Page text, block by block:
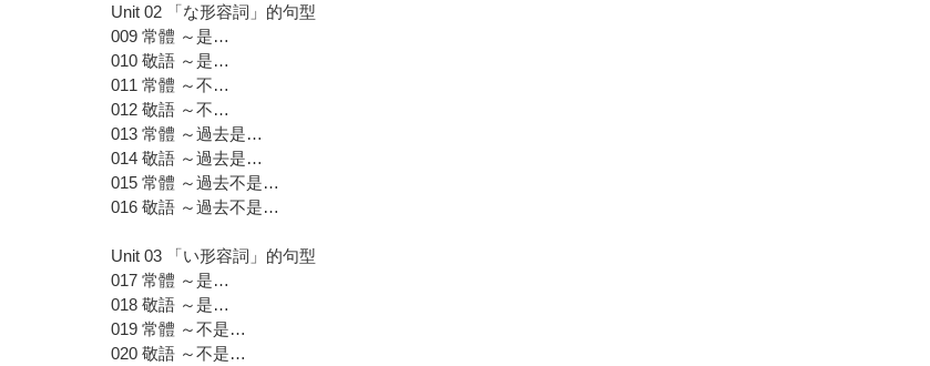
Unit 02 「な形容詞」的句型
009 常體 ～是…
010 敬語 ～是…
011 常體 ～不…
012 敬語 ～不…
013 常體 ～過去是…
014 敬語 ～過去是…
015 常體 ～過去不是…
016 敬語 ～過去不是…
Unit 03 「い形容詞」的句型
017 常體 ～是…
018 敬語 ～是…
019 常體 ～不是…
020 敬語 ～不是…